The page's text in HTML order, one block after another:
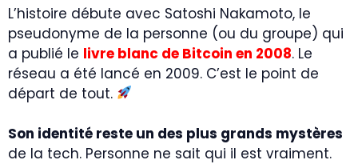
L’histoire débute avec Satoshi Nakamoto, le
pseudonyme de la personne (ou du groupe) qui
a publié le livre blanc de Bitcoin en 2008. Le
réseau a été lancé en 2009. C’est le point de
départ de tout.
Son identité reste un des plus grands mystères
de la tech. Personne ne sait qui il est vraiment.